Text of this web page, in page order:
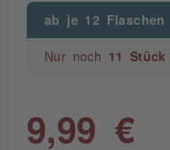
ab je 12 Flaschen
Nur noch 11 Stück
9,99 €